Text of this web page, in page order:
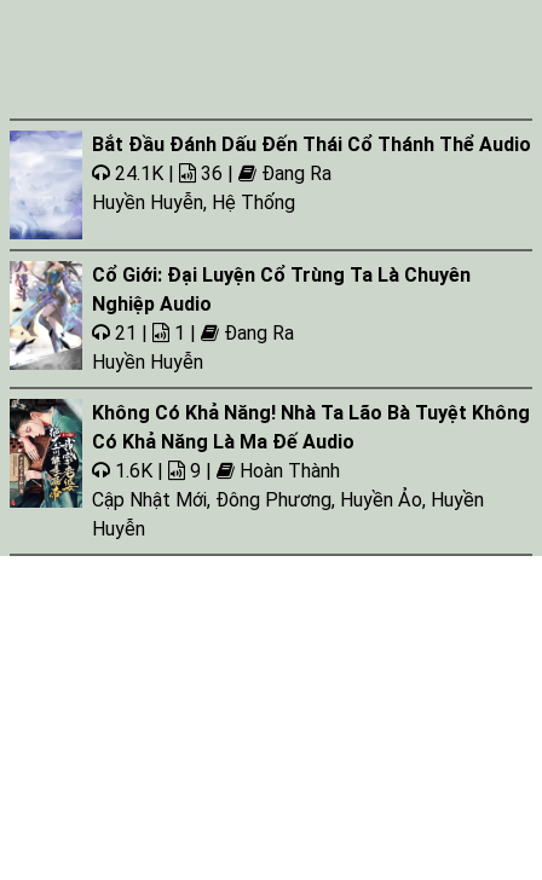
Bắt Đầu Đánh Dấu Đến Thái Cổ Thánh Thể Audio
24.1K |
36 |
Đang Ra
Huyền Huyễn, Hệ Thống
Cổ Giới: Đại Luyện Cổ Trùng Ta Là Chuyên
Nghiệp Audio
21 |
1 |
Đang Ra
Huyền Huyễn
Không Có Khả Năng! Nhà Ta Lão Bà Tuyệt Không
Có Khả Năng Là Ma Đế Audio
1.6K |
9 |
Hoàn Thành
Cập Nhật Mới, Đông Phương, Huyền Ảo, Huyền
Huyễn